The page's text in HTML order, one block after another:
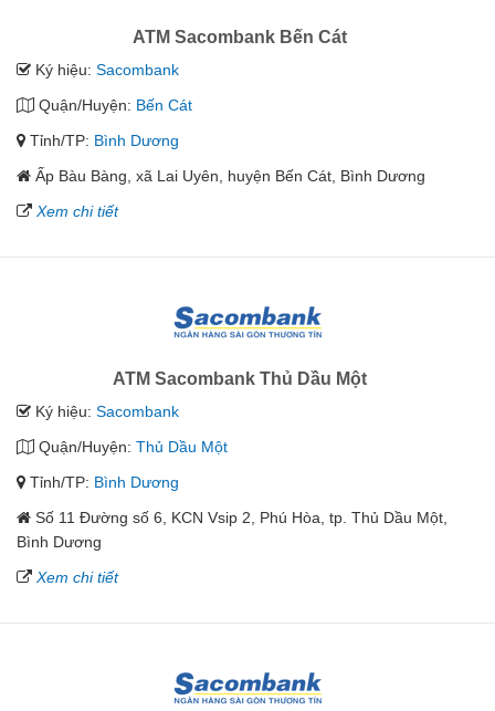
ATM Sacombank Bến Cát
Ký hiệu: Sacombank
Quận/Huyện: Bến Cát
Tỉnh/TP: Bình Dương
Ấp Bàu Bàng, xã Lai Uyên, huyện Bến Cát, Bình Dương
Xem chi tiết
ATM Sacombank Thủ Dầu Một
Ký hiệu: Sacombank
Quận/Huyện: Thủ Dầu Một
Tỉnh/TP: Bình Dương
Số 11 Đường số 6, KCN Vsip 2, Phú Hòa, tp. Thủ Dầu Một,
Bình Dương
Xem chi tiết